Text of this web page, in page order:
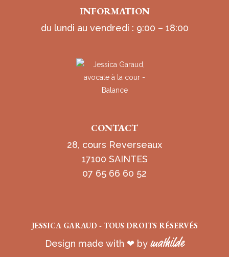
INFORMATION
du lundi au vendredi : 9:00 – 18:00
CONTACT
28, cours Reverseaux
17100 SAINTES
07 65 66 60 52
JESSICA GARAUD - TOUS DROITS RÉSERVÉS
Design made with ❤ by mathilde